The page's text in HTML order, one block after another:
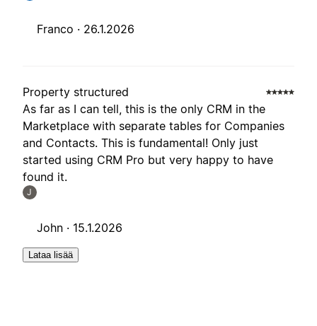
Franco · 26.1.2026
Property structured
As far as I can tell, this is the only CRM in the
Marketplace with separate tables for Companies
and Contacts. This is fundamental! Only just
started using CRM Pro but very happy to have
found it.
J
John · 15.1.2026
Lataa lisää